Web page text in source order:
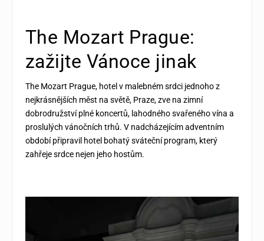
The Mozart Prague:
zažijte Vánoce jinak
The Mozart Prague, hotel v malebném srdci jednoho z
nejkrásnějších měst na světě, Praze, zve na zimní
dobrodružství plné koncertů, lahodného svařeného vína a
proslulých vánočních trhů. V nadcházejícím adventním
období připravil hotel bohatý sváteční program, který
zahřeje srdce nejen jeho hostům.